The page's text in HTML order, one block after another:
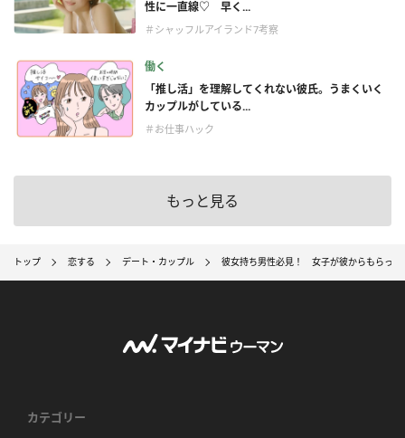
性に一直線♡ 早く...
＃シャッフルアイランド7考察
働く
「推し活」を理解してくれない彼氏。うまくいく
カップルがしている...
＃お仕事ハック
もっと見る
トップ 恋する デート・カップル 彼女持ち男性必見！ 女子が彼からもらっ
カテゴリー